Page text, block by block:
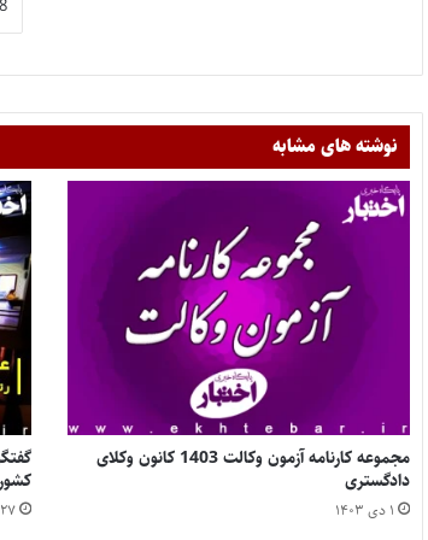
نوشته های مشابه
مجموعه کارنامه آزمون وکالت 1403 کانون وکلای
دادگستری
۱ دی ۱۴۰۳
کشور
۲۷ آذر ۱۴۰۳